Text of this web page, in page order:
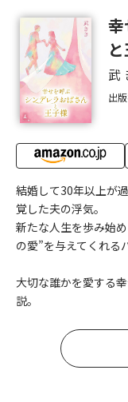
武
出
結婚して30年以上が
覚した夫の浮気。
新たな人生を歩み始
の愛”を与えてくれる
大切な誰かを愛する
説。